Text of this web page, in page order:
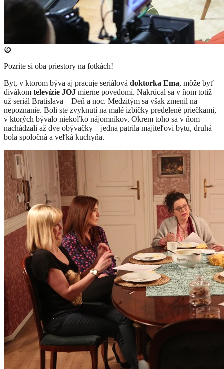
Pozrite si oba priestory na fotkách!
Byt, v ktorom býva aj pracuje seriálová doktorka Ema, môže byť
divákom televízie JOJ mierne povedomí. Nakrúcal sa v ňom totiž
už seriál Bratislava – Deň a noc. Medzitým sa však zmenil na
nepoznanie. Boli ste zvyknutí na malé izbičky predelené priečkami,
v ktorých bývalo niekoľko nájomníkov. Okrem toho sa v ňom
nachádzali až dve obývačky – jedna patrila majiteľovi bytu, druhá
bola spoločná a veľká kuchyňa.